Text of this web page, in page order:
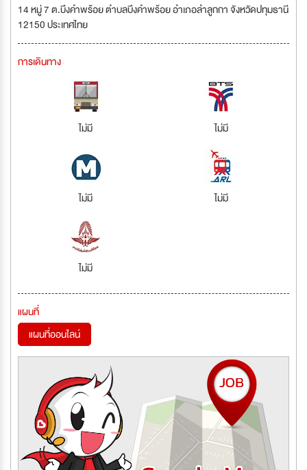
14 หมู่ 7 ต.บึงคำพร้อย ตำบลบึงคำพร้อย อำเภอลำลูกกา จังหวัดปทุมธานี
12150 ประเทศไทย
การเดินทาง
ไม่มี ไม่มี
ไม่มี ไม่มี
ไม่มี
แผนที่
แผนที่ออนไลน์